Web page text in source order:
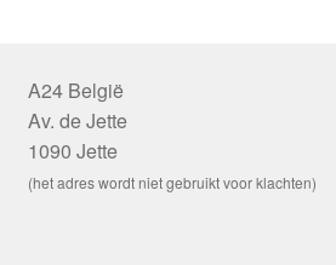
A24 België
Av. de Jette
1090 Jette
(het adres wordt niet gebruikt voor klachten)